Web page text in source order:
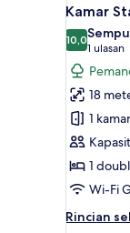
untuk
kamar
semua
foto
untuk
Kamar
kebun
8
Kamar
10,010,0 dari
1 ulasan
(1
18
1
1
Wi-Fi
Rincian
Rincian